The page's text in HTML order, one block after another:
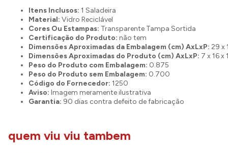
Itens Inclusos: 1 Saladeira
Material: Vidro Reciclável
Cores Ou Estampas: Transparente Tampa Sortida
Certificação do Produto: não tem
Dimensões Aproximadas da Embalagem (cm) AxLxP: 29 x
Dimensões Aproximadas do Produto (cm) AxLxP: 7 x 16 x
Peso do Produto com Embalagem: 0.875
Peso do Produto sem Embalagem: 0.700
Código do Fornecedor: 1250
Aviso: Imagem meramente ilustrativa
Garantia: 90 dias contra defeito de fabricação
quem viu viu tambem